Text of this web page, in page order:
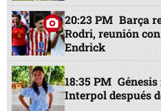
20:23 PM Barça
Rodri, reunión
Endrick
18:35 PM
Interpol después